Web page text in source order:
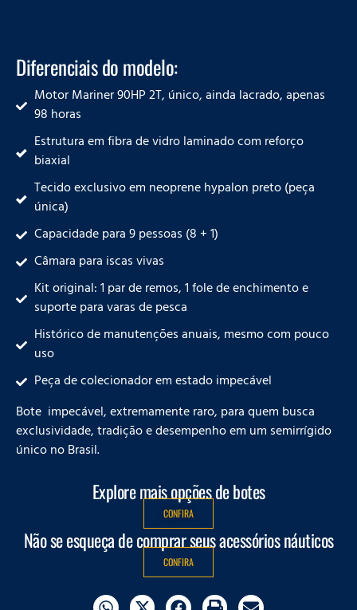
Diferenciais do modelo:
Motor Mariner 90HP 2T, único, ainda lacrado, apenas
98 horas
Estrutura em fibra de vidro laminado com reforço
biaxial
Tecido exclusivo em neoprene hypalon preto (peça
única)
Capacidade para 9 pessoas (8 + 1)
Câmara para iscas vivas
Kit original: 1 par de remos, 1 fole de enchimento e
suporte para varas de pesca
Histórico de manutenções anuais, mesmo com pouco
uso
Peça de colecionador em estado impecável
Bote impecável, extremamente raro, para quem busca
exclusividade, tradição e desempenho em um semirrígido
único no Brasil.
Explore mais opções de botes
CONFIRA
Não se esqueça de comprar seus acessórios náuticos
CONFIRA